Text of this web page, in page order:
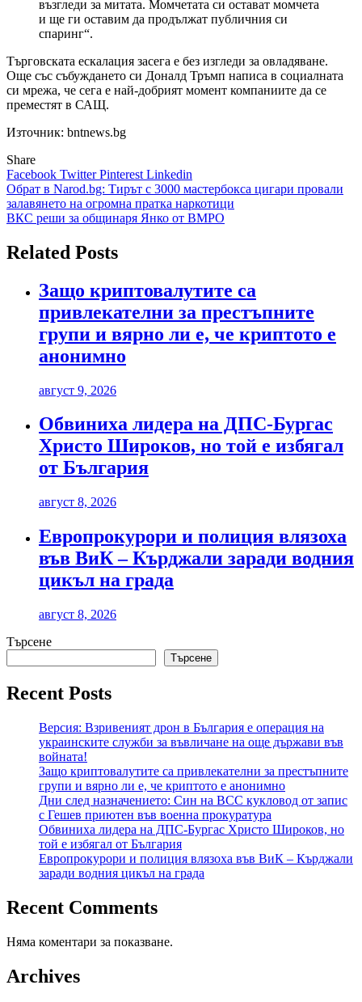
възгледи за митата. Момчетата си остават момчета
и ще ги оставим да продължат публичния си
спаринг“.
Търговската ескалация засега е без изгледи за овладяване.
Още със събуждането си Доналд Тръмп написа в социалната
си мрежа, че сега е най-добрият момент компаниите да се
преместят в САЩ.
Източник: bntnews.bg
Share
Facebook TwitterPinterest Linkedin
Навигация
Обрат в Narod.bg: Тирът с 3000 мастербокса цигари провали
залавянето на огромна пратка наркотици
ВКС реши за общинаря Янко от ВМРО
Related Posts
Защо криптовалутите са
привлекателни за престъпните
групи и вярно ли е, че криптото е
анонимно
август 9, 2026
Обвиниха лидера на ДПС-Бургас
Христо Широков, но той е избягал
от България
август 8, 2026
Европрокурори и полиция влязоха
във ВиК – Кърджали заради водния
цикъл на града
август 8, 2026
Търсене
Търсене
Recent Posts
Версия: Взривеният дрон в България е операция на
украинските служби за въвличане на още държави във
войната!
Защо криптовалутите са привлекателни за престъпните
групи и вярно ли е, че криптото е анонимно
Дни след назначението: Син на ВСС кукловод от запис
с Гешев приютен във военна прокуратура
Обвиниха лидера на ДПС-Бургас Христо Широков, но
той е избягал от България
Европрокурори и полиция влязоха във ВиК – Кърджали
заради водния цикъл на града
Recent Comments
Няма коментари за показване.
Archives